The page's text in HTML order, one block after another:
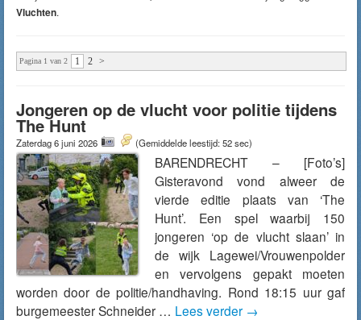
Vluchten.
Pagina 1 van 2 1 2 >
Jongeren op de vlucht voor politie tijdens
The Hunt
Zaterdag 6 juni 2026 (Gemiddelde leestijd: 52 sec)
BARENDRECHT – [Foto’s]
Gisteravond vond alweer de
vierde editie plaats van ‘The
Hunt’. Een spel waarbij 150
jongeren ‘op de vlucht slaan’ in
de wijk Lagewei/Vrouwenpolder
en vervolgens gepakt moeten
worden door de politie/handhaving. Rond 18:15 uur gaf
burgemeester Schneider … Lees verder →